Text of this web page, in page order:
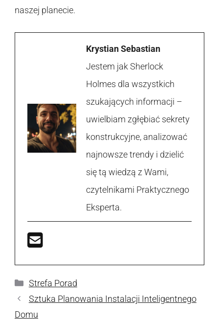
naszej planecie.
Krystian Sebastian
Jestem jak Sherlock
Holmes dla wszystkich
szukających informacji –
uwielbiam zgłębiać sekrety
konstrukcyjne, analizować
najnowsze trendy i dzielić
się tą wiedzą z Wami,
czytelnikami Praktycznego
Eksperta.
Kategorie
Strefa Porad
Sztuka Planowania Instalacji Inteligentnego
Domu